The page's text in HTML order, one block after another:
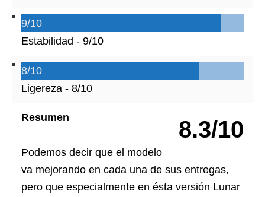
9/10
Estabilidad - 9/10
8/10
Ligereza - 8/10
8.3/10
Resumen
Podemos decir que el modelo
va mejorando en cada una de sus entregas,
pero que especialmente en ésta versión Lunar